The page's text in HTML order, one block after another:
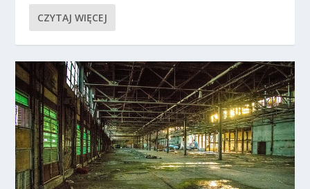
CZYTAJ WIĘCEJ